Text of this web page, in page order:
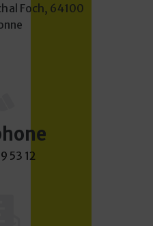
Foch, 64100
53 12